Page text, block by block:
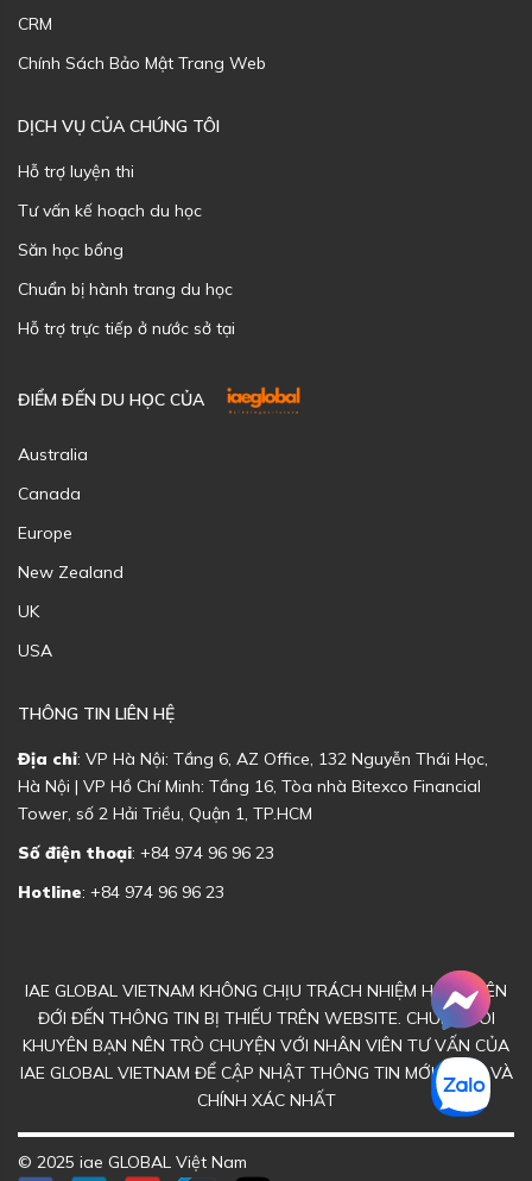
CRM
Chính Sách Bảo Mật Trang Web
DỊCH VỤ CỦA CHÚNG TÔI
Hỗ trợ luyện thi
Tư vấn kế hoạch du học
Săn học bổng
Chuẩn bị hành trang du học
Hỗ trợ trực tiếp ở nước sở tại
ĐIỂM ĐẾN DU HỌC CỦA
Australia
Canada
Europe
New Zealand
UK
USA
THÔNG TIN LIÊN HỆ
Địa chỉ: VP Hà Nội: Tầng 6, AZ Office, 132 Nguyễn Thái Học,
Hà Nội | VP Hồ Chí Minh: Tầng 16, Tòa nhà Bitexco Financial
Tower, số 2 Hải Triều, Quận 1, TP.HCM
Số điện thoại: +84 974 96 96 23
Hotline: +84 974 96 96 23
IAE GLOBAL VIETNAM KHÔNG CHỊU TRÁCH NHIỆM HOẶC LIÊN
ĐỚI ĐẾN THÔNG TIN BỊ THIẾU TRÊN WEBSITE. CHÚNG TÔI
KHUYÊN BẠN NÊN TRÒ CHUYỆN VỚI NHÂN VIÊN TƯ VẤN CỦA
IAE GLOBAL VIETNAM ĐỂ CẬP NHẬT THÔNG TIN MỚI NHẤT VÀ
CHÍNH XÁC NHẤT
© 2025 iae GLOBAL Việt Nam